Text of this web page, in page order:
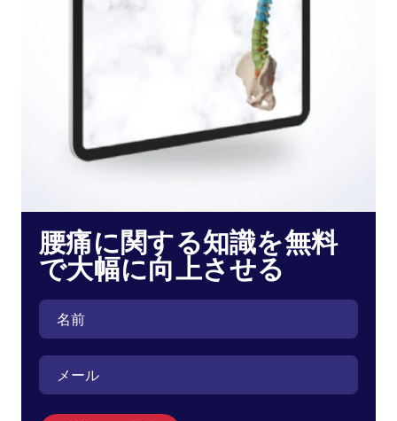
腰痛に関する知識を無料
で大幅に向上させる